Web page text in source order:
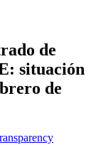
de
situación
de